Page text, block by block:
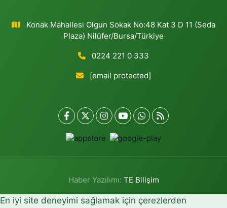
Konak Mahallesi Olgun Sokak No:48 Kat 3 D 11 (Seda
Plaza) Nilüfer/Bursa/Türkiye
0224 221 0 333
[email protected]
Haber Yazılımı: TE Bilişim
En iyi site deneyimi sağlamak için çerezlerden